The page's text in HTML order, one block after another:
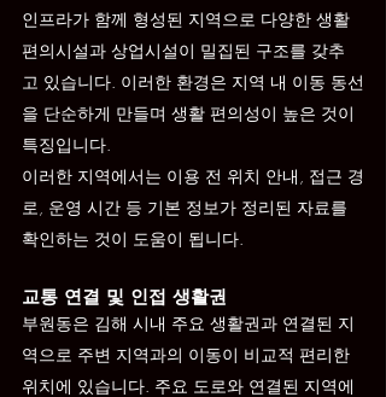
인프라가 함께 형성된 지역으로 다양한 생활
편의시설과 상업시설이 밀집된 구조를 갖추
고 있습니다. 이러한 환경은 지역 내 이동 동선
을 단순하게 만들며 생활 편의성이 높은 것이
특징입니다.
이러한 지역에서는 이용 전 위치 안내, 접근 경
로, 운영 시간 등 기본 정보가 정리된 자료를
확인하는 것이 도움이 됩니다.
교통 연결 및 인접 생활권
부원동은 김해 시내 주요 생활권과 연결된 지
역으로 주변 지역과의 이동이 비교적 편리한
위치에 있습니다. 주요 도로와 연결된 지역에